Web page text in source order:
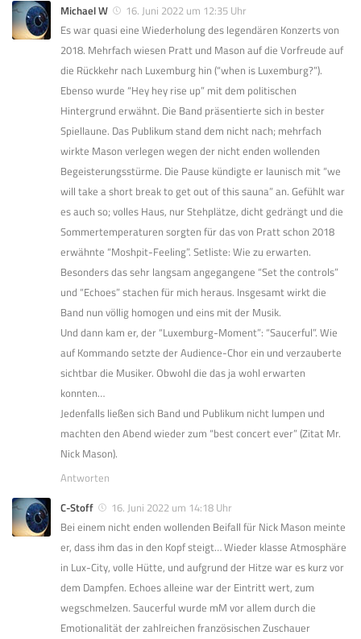
Michael W
16. Juni 2022 um 12:35 Uhr
Es war quasi eine Wiederholung des legendären Konzerts von
2018. Mehrfach wiesen Pratt und Mason auf die Vorfreude auf
die Rückkehr nach Luxemburg hin (“when is Luxemburg?”).
Ebenso wurde “Hey hey rise up” mit dem politischen
Hintergrund erwähnt. Die Band präsentierte sich in bester
Spiellaune. Das Publikum stand dem nicht nach; mehrfach
wirkte Mason verlegen wegen der nicht enden wollenden
Begeisterungsstürme. Die Pause kündigte er launisch mit “we
will take a short break to get out of this sauna” an. Gefühlt war
es auch so; volles Haus, nur Stehplätze, dicht gedrängt und die
Sommertemperaturen sorgten für das von Pratt schon 2018
erwähnte “Moshpit-Feeling”. Setliste: Wie zu erwarten.
Besonders das sehr langsam angegangene “Set the controls”
und “Echoes” stachen für mich heraus. Insgesamt wirkt die
Band nun völlig homogen und eins mit der Musik.
Und dann kam er, der “Luxemburg-Moment”: “Saucerful”. Wie
auf Kommando setzte der Audience-Chor ein und verzauberte
sichtbar die Musiker. Obwohl die das ja wohl erwarten
konnten…
Jedenfalls ließen sich Band und Publikum nicht lumpen und
machten den Abend wieder zum “best concert ever” (Zitat Mr.
Nick Mason).
Antworten
C-Stoff
16. Juni 2022 um 14:18 Uhr
Bei einem nicht enden wollenden Beifall für Nick Mason meinte
er, dass ihm das in den Kopf steigt… Wieder klasse Atmosphäre
in Lux-City, volle Hütte, und aufgrund der Hitze war es kurz vor
dem Dampfen. Echoes alleine war der Eintritt wert, zum
wegschmelzen. Saucerful wurde mM vor allem durch die
Emotionalität der zahlreichen französischen Zuschauer